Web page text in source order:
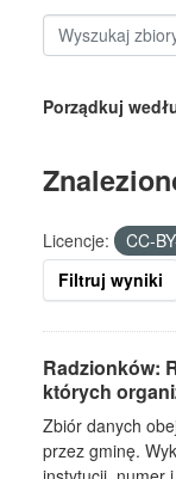
Porządkuj
Licencje: CC-
Filtruj wyniki
Radzionków:
których
Zbiór danych
przez gminę.